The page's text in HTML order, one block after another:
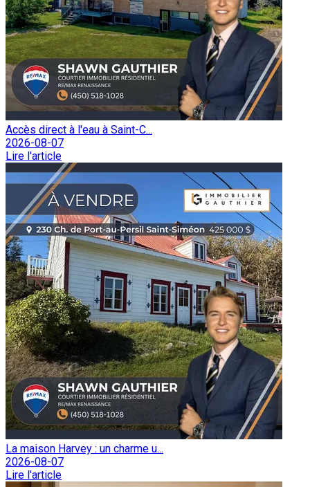
Accès direct à l'eau à Saint-C...
2026-08-07
Lire l'article
La maison Harvey : un charme u...
2026-08-07
Lire l'article